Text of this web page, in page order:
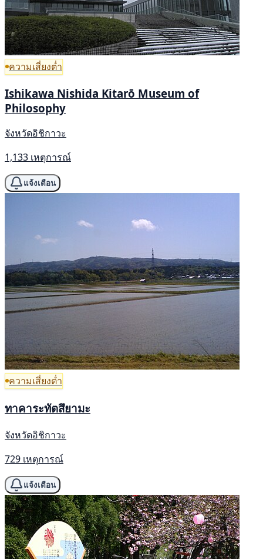
ความเสี่ยงต่ำ
Ishikawa Nishida Kitarō Museum of
Philosophy
จังหวัดอิชิกาวะ
1,133 เหตุการณ์
แจ้งเตือน
ความเสี่ยงต่ำ
ทาคาระทัตสึยามะ
จังหวัดอิชิกาวะ
729 เหตุการณ์
แจ้งเตือน